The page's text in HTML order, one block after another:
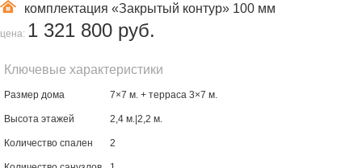
комплектация «Закрытый контур» 100 мм
цена: 1 321 800 руб.
Ключевые характеристики
Размер дома 7×7 м. + терраса 3×7 м.
Высота этажей 2,4 м.|2,2 м.
Количество спален 2